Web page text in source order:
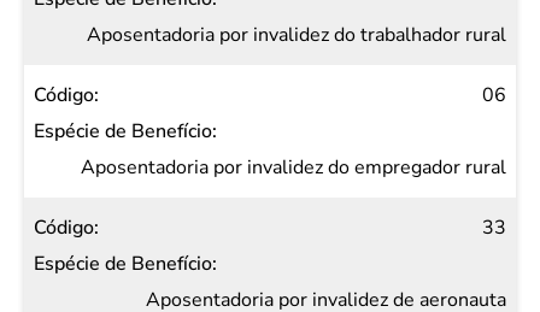
Aposentadoria por invalidez do trabalhador rural
06
Aposentadoria por invalidez do empregador rural
33
Aposentadoria por invalidez de aeronauta